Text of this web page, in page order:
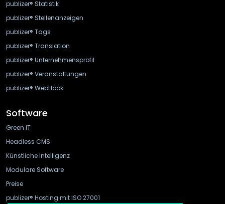
publizer® Statistik
publizer® Stellenanzeigen
publizer® Tags
publizer® Translation
publizer® Unternehmensprofil
publizer® Veranstaltungen
publizer® WebHook
Software
Green IT
Headless CMS
Künstliche Intelligenz
Modulare Software
Preise
publizer® Hosting mit ISO 27001